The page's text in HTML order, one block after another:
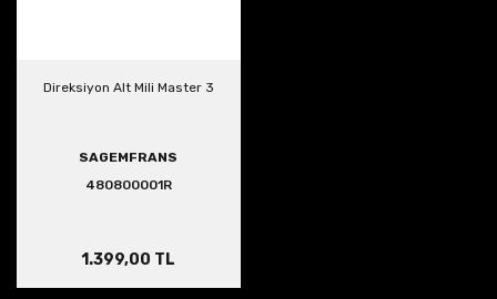
Direksiyon Alt Mili Master 3
SAGEMFRANS
480800001R
1.399,00 TL